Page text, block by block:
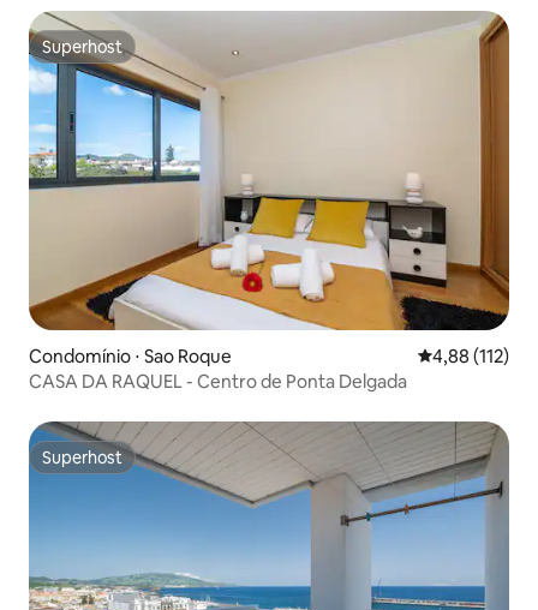
Superhost
Superhost
Condomínio ⋅ Sao Roque 4,88 de uma
4,88 (112)
CASA DA RAQUEL - Centro de Ponta Delgada
Superhost
Superhost